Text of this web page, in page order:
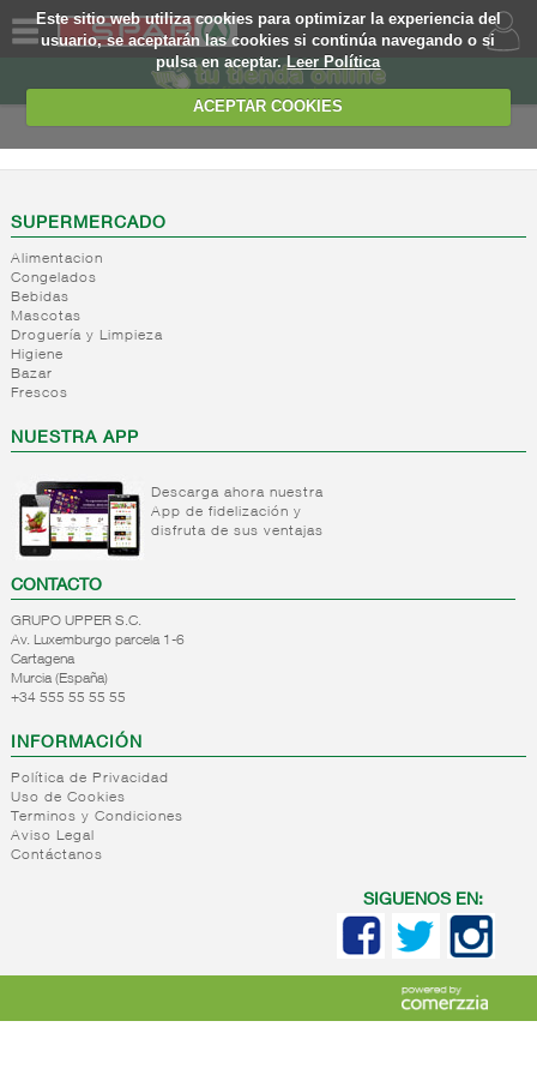
Este sitio web utiliza cookies para optimizar la experiencia del
usuario, se aceptarán las cookies si continúa navegando o si
pulsa en aceptar.Leer Política
ACEPTAR COOKIES
SOMOS
WEB
EJEMPLO
SUPERMERCADO
Alimentacion
Congelados
Bebidas
Mascotas
Droguería y Limpieza
Higiene
Bazar
Frescos
NUESTRA APP
Descarga ahora nuestra
App de fidelización y
disfruta de sus ventajas
CONTACTO
GRUPO UPPER S.C.
Av. Luxemburgo parcela 1-6
Cartagena
Murcia (España)
+34 555 55 55 55
INFORMACIÓN
Política de Privacidad
Uso de Cookies
Terminos y Condiciones
Aviso Legal
Contáctanos
SIGUENOS EN: